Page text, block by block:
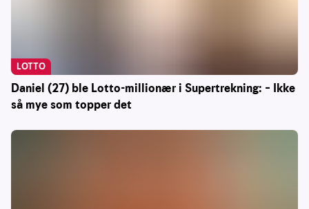
Daniel (27) ble Lotto-millionær i Supertrekning: – Ikke
så mye som topper det
LOTTO